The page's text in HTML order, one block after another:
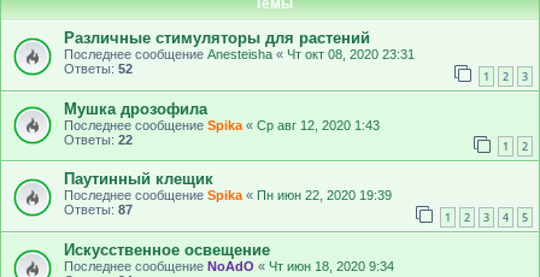
Темы
Различные стимуляторы для растений
Последнее сообщение Anesteisha « Чт окт 08, 2020 23:31
Ответы: 52 1 2 3
Мушка дрозофила
Последнее сообщение Spika « Ср авг 12, 2020 1:43
Ответы: 22 1 2
Паутинный клещик
Последнее сообщение Spika « Пн июн 22, 2020 19:39
Ответы: 87 1 2 3 4 5
Искусственное освещение
Последнее сообщение NoAdO « Чт июн 18, 2020 9:34